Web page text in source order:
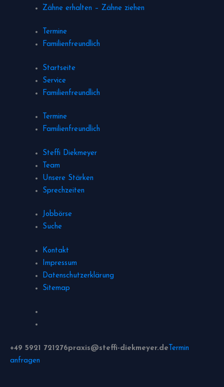
Zähne erhalten – Zähne ziehen
Termine
Familienfreundlich
Startseite
Service
Familienfreundlich
Termine
Familienfreundlich
Steffi Diekmeyer
Team
Unsere Stärken
Sprechzeiten
Jobbörse
Suche
Kontakt
Impressum
Datenschutzerklärung
Sitemap
+49 5921 721276praxis@steffi-diekmeyer.de Termin
anfragen